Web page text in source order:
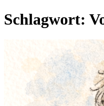
Schlagwort: